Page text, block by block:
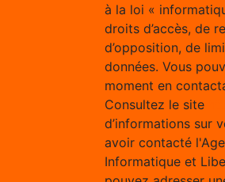
à la loi «
droits d’accès, de
d’opposition, de
données. Vous
moment en
Consultez le site
d’informations sur
avoir contacté
Informatique et